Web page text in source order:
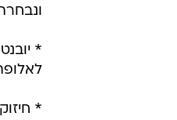
*
לאלופת
*